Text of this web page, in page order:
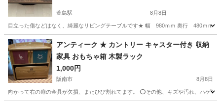
萱島駅 8月8日
目立った傷などはなく、綺麗なリビングテーブルです★ 幅 980ｍｍ 奥行 480ｍ
大阪 門真市 テーブル
アンティーク ★ カントリー キャスター付き 収納
家具 おもちゃ箱 木製ラック
1,000円
阪南市 8月8日
向かって右の扉の金具が欠損、またひび割れてます。 ⭕️その他、キズや汚れ、ハゲ